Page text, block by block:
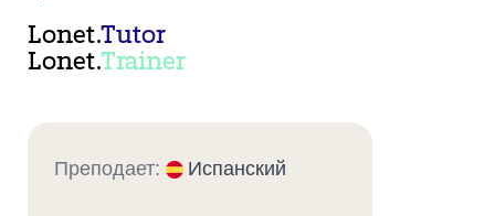
Lonet.Tutor
Lonet.Trainer
Преподает: Испанский